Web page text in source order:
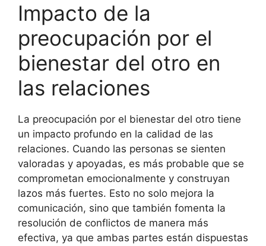
Impacto de la
preocupación por el
bienestar del otro en
las relaciones
La preocupación por el bienestar del otro tiene
un impacto profundo en la calidad de las
relaciones. Cuando las personas se sienten
valoradas y apoyadas, es más probable que se
comprometan emocionalmente y construyan
lazos más fuertes. Esto no solo mejora la
comunicación, sino que también fomenta la
resolución de conflictos de manera más
efectiva, ya que ambas partes están dispuestas